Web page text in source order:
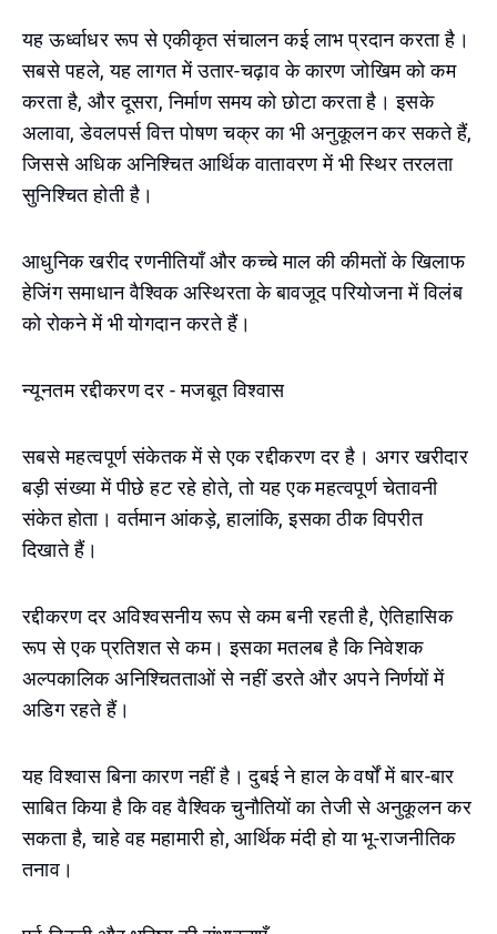
यह ऊर्ध्वाधर रूप से एकीकृत संचालन कई लाभ प्रदान करता है।
सबसे पहले, यह लागत में उतार-चढ़ाव के कारण जोखिम को कम
करता है, और दूसरा, निर्माण समय को छोटा करता है। इसके
अलावा, डेवलपर्स वित्त पोषण चक्र का भी अनुकूलन कर सकते हैं,
जिससे अधिक अनिश्चित आर्थिक वातावरण में भी स्थिर तरलता
सुनिश्चित होती है।
आधुनिक खरीद रणनीतियाँ और कच्चे माल की कीमतों के खिलाफ
हेजिंग समाधान वैश्विक अस्थिरता के बावजूद परियोजना में विलंब
को रोकने में भी योगदान करते हैं।
न्यूनतम रद्दीकरण दर - मजबूत विश्वास
सबसे महत्वपूर्ण संकेतक में से एक रद्दीकरण दर है। अगर खरीदार
बड़ी संख्या में पीछे हट रहे होते, तो यह एक महत्वपूर्ण चेतावनी
संकेत होता। वर्तमान आंकड़े, हालांकि, इसका ठीक विपरीत
दिखाते हैं।
रद्दीकरण दर अविश्वसनीय रूप से कम बनी रहती है, ऐतिहासिक
रूप से एक प्रतिशत से कम। इसका मतलब है कि निवेशक
अल्पकालिक अनिश्चितताओं से नहीं डरते और अपने निर्णयों में
अडिग रहते हैं।
यह विश्वास बिना कारण नहीं है। दुबई ने हाल के वर्षों में बार-बार
साबित किया है कि वह वैश्विक चुनौतियों का तेजी से अनुकूलन कर
सकता है, चाहे वह महामारी हो, आर्थिक मंदी हो या भू-राजनीतिक
तनाव।